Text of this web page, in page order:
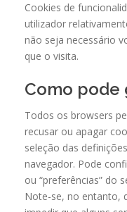
Cookies de
utilizador
não seja necessário
que o visita.
Como pode
Todos os browsers
recusar ou apagar
seleção das
navegador. Pode
ou “preferências” do
Note-se, no entanto,